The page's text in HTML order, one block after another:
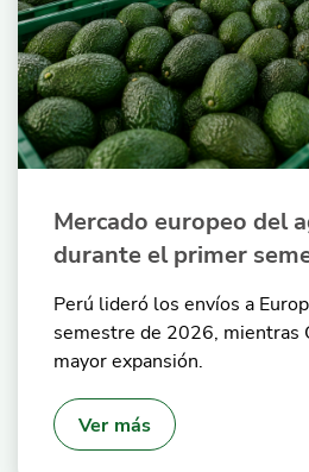
Mercado europeo del
durante el primer
Perú lideró los envíos a
semestre de 2026, mientras
mayor expansión.
Ver más